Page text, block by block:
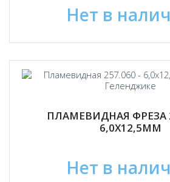
Нет в
ПЛАМЕВИДНАЯ ФРЕЗА
6,0Х12,5ММ
Нет в